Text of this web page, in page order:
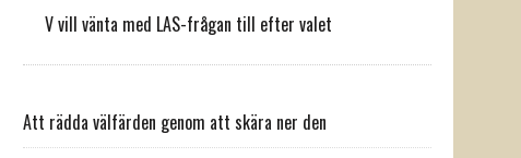
V vill vänta med LAS-frågan till efter valet
Att rädda välfärden genom att skära ner den